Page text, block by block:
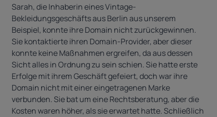
Sarah, die Inhaberin eines Vintage-
Bekleidungsgeschäfts aus Berlin aus unserem
Beispiel, konnte ihre Domain nicht zurückgewinnen.
Sie kontaktierte ihren Domain-Provider, aber dieser
konnte keine Maßnahmen ergreifen, da aus dessen
Sicht alles in Ordnung zu sein schien. Sie hatte erste
Erfolge mit ihrem Geschäft gefeiert, doch war ihre
Domain nicht mit einer eingetragenen Marke
verbunden. Sie bat um eine Rechtsberatung, aber die
Kosten waren höher, als sie erwartet hatte. Schließlich